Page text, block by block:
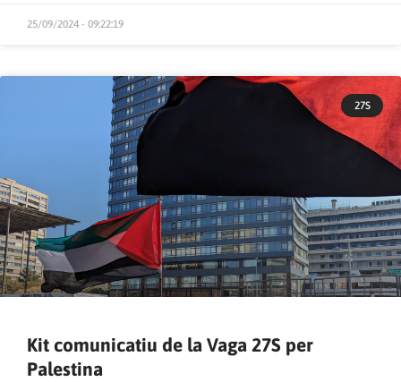
25/09/2024 - 09:22:19
27S
Kit comunicatiu de la Vaga 27S per
Palestina